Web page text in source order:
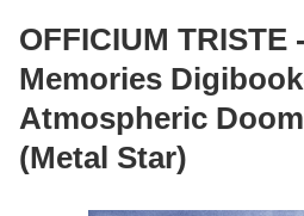
OFFICIUM
Memories
Atmospheric
(Metal Star)